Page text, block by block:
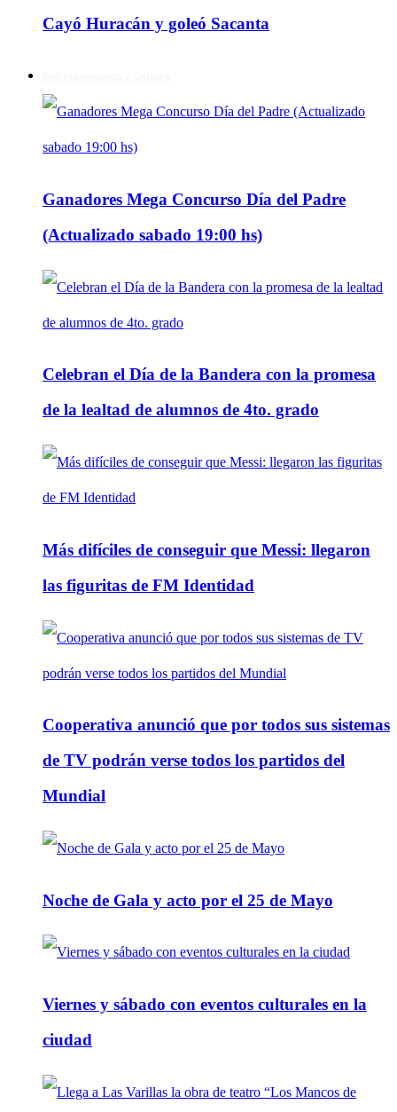
Cayó Huracán y goleó Sacanta
Ganadores Mega Concurso Día del Padre
(Actualizado sabado 19:00 hs)
Celebran el Día de la Bandera con la promesa
de la lealtad de alumnos de 4to. grado
Más difíciles de conseguir que Messi: llegaron
las figuritas de FM Identidad
Cooperativa anunció que por todos sus sistemas
de TV podrán verse todos los partidos del
Mundial
Noche de Gala y acto por el 25 de Mayo
Viernes y sábado con eventos culturales en la
ciudad